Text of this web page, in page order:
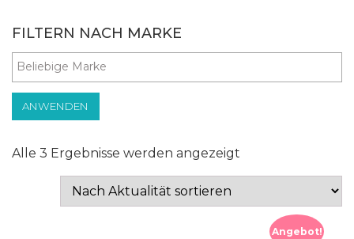
FILTERN NACH MARKE
ANWENDEN
Alle 3 Ergebnisse werden angezeigt
Angebot!